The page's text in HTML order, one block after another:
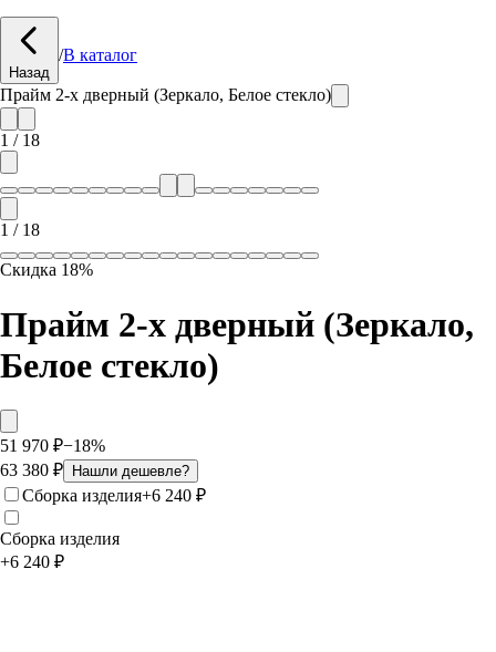
Назад
/В каталог
Прайм 2-х дверный (Зеркало, Белое стекло)
1 / 18
1 / 18
Скидка 18%
Прайм 2-х дверный (Зеркало,
Белое стекло)
51 970 ₽−18%
63 380 ₽ Нашли дешевле?
Сборка изделия+6 240 ₽
Сборка изделия
+6 240 ₽